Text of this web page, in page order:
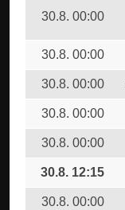
30.8. 00:00
30.8. 00:00
30.8. 00:00
30.8. 00:00
30.8. 00:00
30.8. 12:15
30.8. 00:00